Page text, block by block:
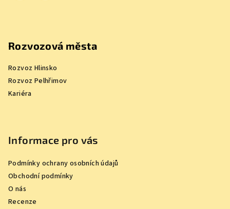
Rozvozová města
Rozvoz Hlinsko
Rozvoz Pelhřimov
Kariéra
Informace pro vás
Podmínky ochrany osobních údajů
Obchodní podmínky
O nás
Recenze